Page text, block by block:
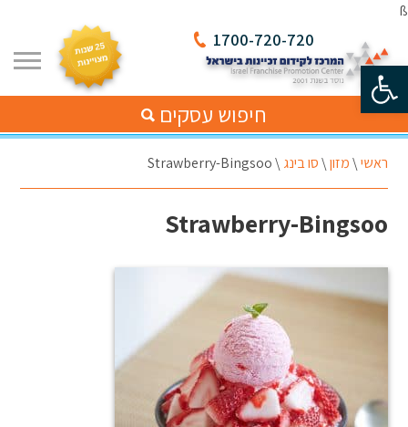
פתח סרגל נגישות
ß
1700-720-720
חיפוש עסקים
ראשי\מזון\סו בינג \
Strawberry-Bingsoo
Strawberry-Bingsoo